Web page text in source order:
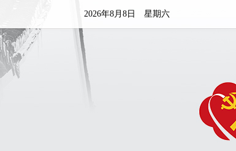
2026年8月8日 星期六